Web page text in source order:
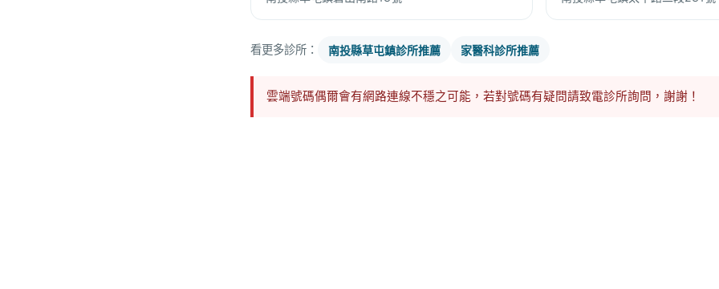
看更多診所： 南投縣草屯鎮診所推薦 家醫科診所推薦
雲端號碼偶爾會有網路連線不穩之可能，若對號碼有疑問請致電診所詢問，謝謝！